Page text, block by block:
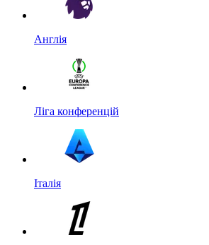
Англія
Ліга конференцій
Італія